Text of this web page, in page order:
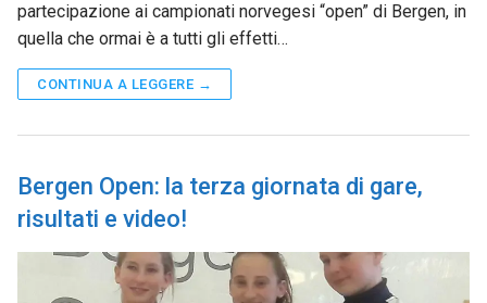
partecipazione ai campionati norvegesi “open” di Bergen, in
quella che ormai è a tutti gli effetti…
CONTINUA A LEGGERE →
Bergen Open: la terza giornata di gare,
risultati e video!